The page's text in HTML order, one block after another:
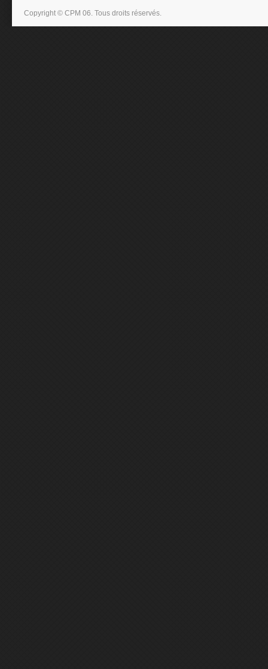
Copyright © CPM 06. Tous droits réservés.